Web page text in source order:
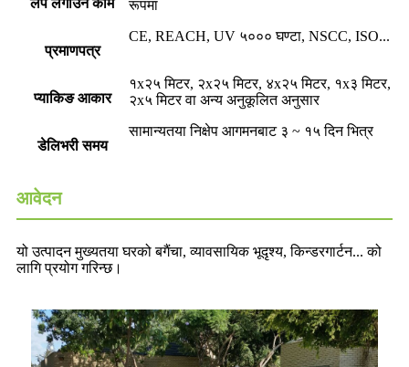
लेप लगाउने काम
रूपमा
प्रमाणपत्र
CE, REACH, UV ५००० घण्टा, NSCC, ISO...
प्याकिङ आकार
१x२५ मिटर, २x२५ मिटर, ४x२५ मिटर, १x३ मिटर,
२x५ मिटर वा अन्य अनुकूलित अनुसार
डेलिभरी समय
सामान्यतया निक्षेप आगमनबाट ३ ~ १५ दिन भित्र
आवेदन
यो उत्पादन मुख्यतया घरको बगैंचा, व्यावसायिक भूदृश्य, किन्डरगार्टन... को
लागि प्रयोग गरिन्छ।